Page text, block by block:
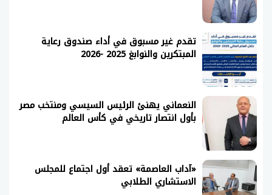
تقدم غير مسبوق في أداء صندوق رعاية
المبتكرين والنوابغ 2025 -2026
النعماني يهنئ الرئيس السيسي ومنتخب مصر
بأول انتصار تاريخي في كأس العالم
«آداب العاصمة» تعقد أول اجتماع للمجلس
الاستشاري الطلابي